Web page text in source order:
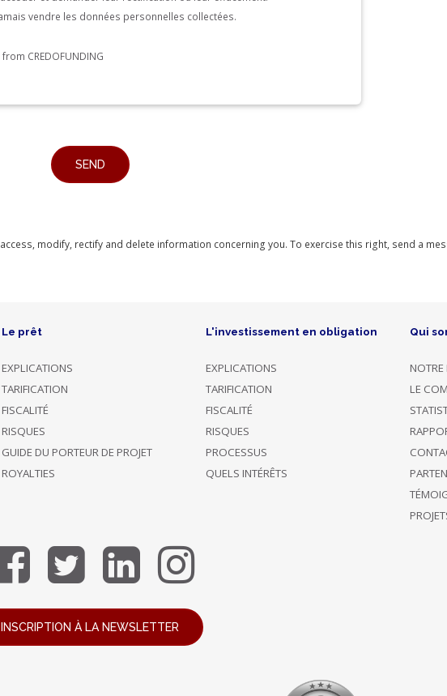
vendre les données personnelles collectées.
CREDOFUNDING
modify, rectify and delete information concerning you. To exercise this right, send a
Le prêt
EXPLICATIONS
TARIFICATION
FISCALITÉ
RISQUES
GUIDE DU PORTEUR DE PROJET
ROYALTIES
L'investissement en obligation
EXPLICATIONS
TARIFICATION
FISCALITÉ
RISQUES
PROCESSUS
QUELS INTÉRÊTS
Qui
NOTRE
LE
INSCRIPTION À LA NEWSLETTER